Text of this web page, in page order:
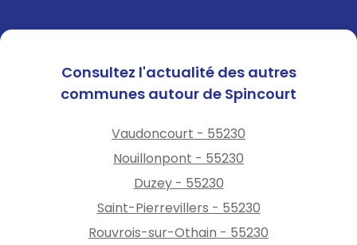
Consultez l'actualité des autres
communes autour de Spincourt
Vaudoncourt - 55230
Nouillonpont - 55230
Duzey - 55230
Saint-Pierrevillers - 55230
Rouvrois-sur-Othain - 55230